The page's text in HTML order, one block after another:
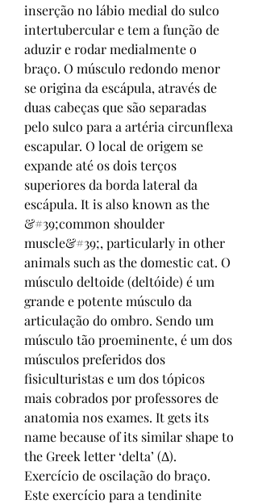
inserção no lábio medial do sulco
intertubercular e tem a função de
aduzir e rodar medialmente o
braço. O músculo redondo menor
se origina da escápula, através de
duas cabeças que são separadas
pelo sulco para a artéria circunflexa
escapular. O local de origem se
expande até os dois terços
superiores da borda lateral da
escápula. It is also known as the
&#39;common shoulder
muscle&#39;, particularly in other
animals such as the domestic cat. O
músculo deltoide (deltóide) é um
grande e potente músculo da
articulação do ombro. Sendo um
músculo tão proeminente, é um dos
músculos preferidos dos
fisiculturistas e um dos tópicos
mais cobrados por professores de
anatomia nos exames. It gets its
name because of its similar shape to
the Greek letter ‘delta’ (Δ).
Exercício de oscilação do braço.
Este exercício para a tendinite